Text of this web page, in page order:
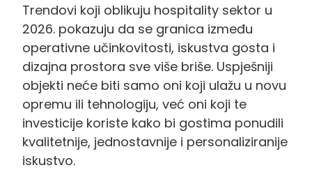
Trendovi koji oblikuju hospitality sektor u
2026. pokazuju da se granica između
operativne učinkovitosti, iskustva gosta i
dizajna prostora sve više briše. Uspješniji
objekti neće biti samo oni koji ulažu u novu
opremu ili tehnologiju, već oni koji te
investicije koriste kako bi gostima ponudili
kvalitetnije, jednostavnije i personaliziranije
iskustvo.